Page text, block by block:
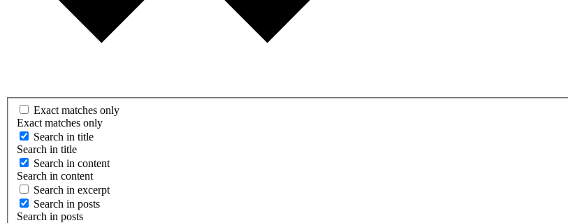
Exact matches only
Exact matches only
Search in title
Search in title
Search in content
Search in content
Search in excerpt
Search in posts
Search in posts